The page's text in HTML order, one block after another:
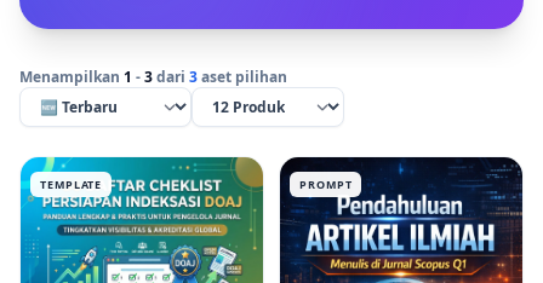
Menampilkan 1 -3dari 3aset pilihan
TEMPLATE PROMPT